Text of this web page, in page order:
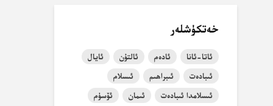
خەتكۈشلەر
ئاتا-ئانا ئادەم ئالتۇن
ئايال
ئىبادەت
ئىبراھىم
ئىسلام
ئىسلامدا ئىبادەت
ئىمان
ئۆسۈم